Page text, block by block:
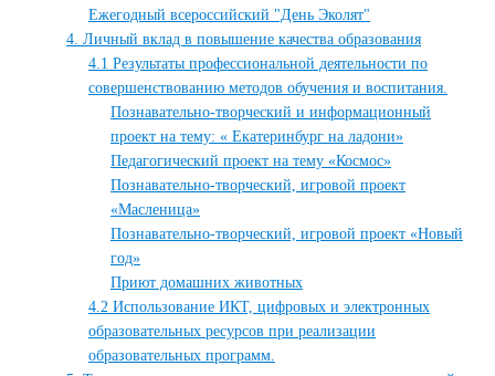
Ежегодный всероссийский "День Эколят"
4. Личный вклад в повышение качества образования
4.1 Результаты профессиональной деятельности по
совершенствованию методов обучения и воспитания.
Познавательно-творческий и информационный
проект на тему: « Екатеринбург на ладони»
Педагогический проект на тему «Космос»
Познавательно-творческий, игровой проект
«Масленица»
Познавательно-творческий, игровой проект «Новый
год»
Приют домашних животных
4.2 Использование ИКТ, цифровых и электронных
образовательных ресурсов при реализации
образовательных программ.